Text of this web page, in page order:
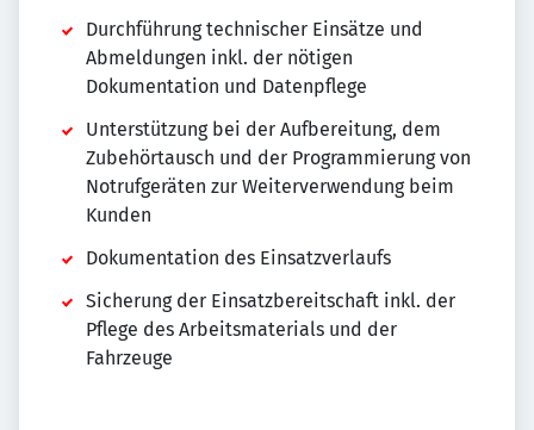
Durchführung technischer Einsätze und
Abmeldungen inkl. der nötigen
Dokumentation und Datenpflege
Unterstützung bei der Aufbereitung, dem
Zubehörtausch und der Programmierung von
Notrufgeräten zur Weiterverwendung beim
Kunden
Dokumentation des Einsatzverlaufs
Sicherung der Einsatzbereitschaft inkl. der
Pflege des Arbeitsmaterials und der
Fahrzeuge